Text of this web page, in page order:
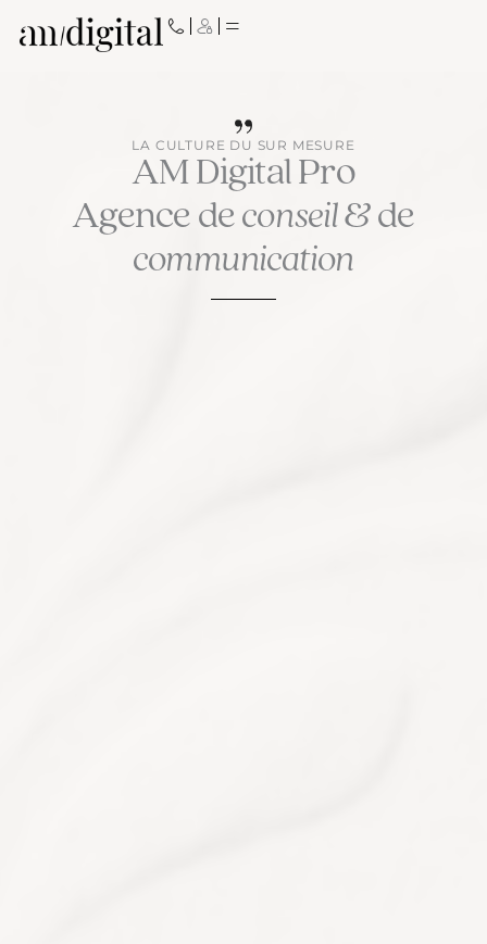
LA CULTURE DU SUR MESURE
AM Digital Pro
Agence deconseil& de
communication